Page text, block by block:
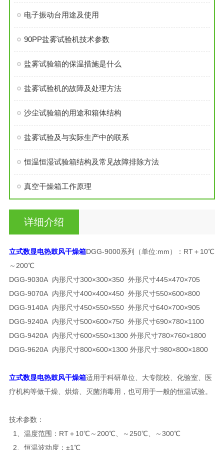
电子振动台用途及使用
90PP盐雾试验机技术参数
盐雾试验箱的保温措施是什么
盐雾试验机的故障及处理方法
沙尘试验箱的用途和箱体结构
盐雾试验及与实际生产中的联系
恒温恒湿试验箱结构及常见故障排除方法
真空干燥箱工作原理
详细介绍
立式数显电热鼓风干燥箱DGG-9000系列（单位:mm）：RT＋10℃
～200℃
DGG-9030A 内形尺寸300×300×350 外形尺寸445×470×705
DGG-9070A 内形尺寸400×400×450 外形尺寸550×600×800
DGG-9140A 内形尺寸450×550×550 外形尺寸640×700×905
DGG-9240A 内形尺寸500×600×750 外形尺寸690×780×1100
DGG-9420A 内形尺寸600×550×1300 外形尺寸780×760×1800
DGG-9620A 内形尺寸800×600×1300 外形尺寸:980×800×1800
立式数显电热鼓风干燥箱适用于科研单位、大专院校、化验室、医
疗机构等做干燥、烘焙、灭菌消毒用，也可用于一般的恒温试验。
技术参数：
1、温度范围：RT＋10℃～200℃、～250℃、～300℃
2、恒温波动度：±1℃